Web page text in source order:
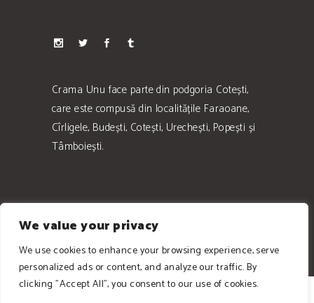
We value your privacy
We use cookies to enhance your browsing experience, serve
personalized ads or content, and analyze our traffic. By
clicking "Accept All", you consent to our use of cookies.
Crama Unu face parte din podgoria Cotești,
care este compusă din localitățile Faraoane,
Cîrligele, Budești, Cotești, Urechești, Popești și
Tâmboiești.